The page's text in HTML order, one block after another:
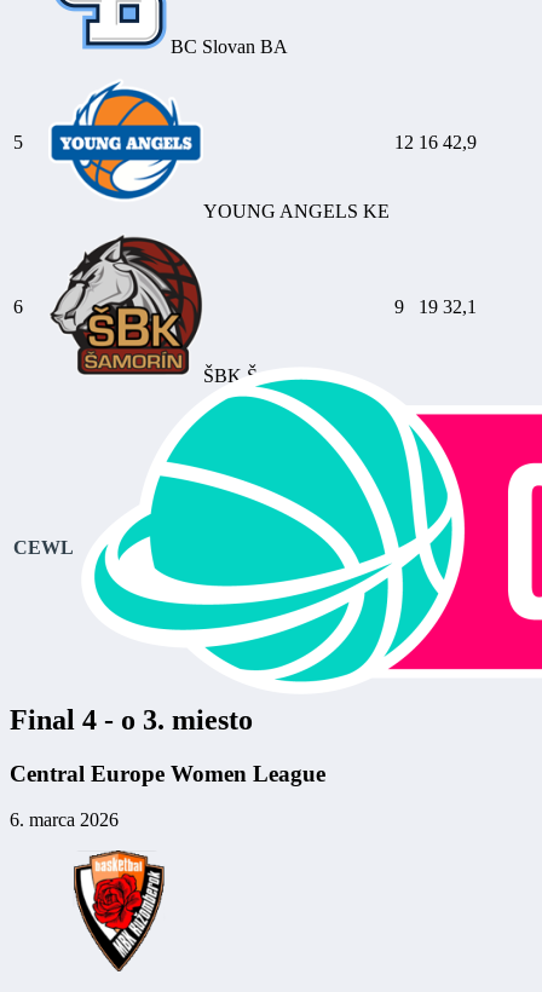
BC Slovan BA
5
YOUNG ANGELS KE
12 16 42,9
6
ŠBK Šamorín
9 19 32,1
CEWL
Final 4 - o 3. miesto
Central Europe Women League
6. marca 2026